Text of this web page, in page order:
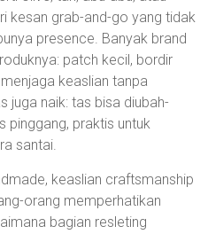
kesan grab-and-go yang tidak
presence. Banyak brand
patch kecil, bordir
keaslian tanpa
juga naik: tas bisa diubah-
pinggang, praktis untuk
santai.
keaslian craftsmanship
orang memperhatikan
bagian resleting